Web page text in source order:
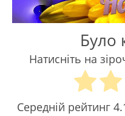
Було
Натисніть на
Середній рейтинг